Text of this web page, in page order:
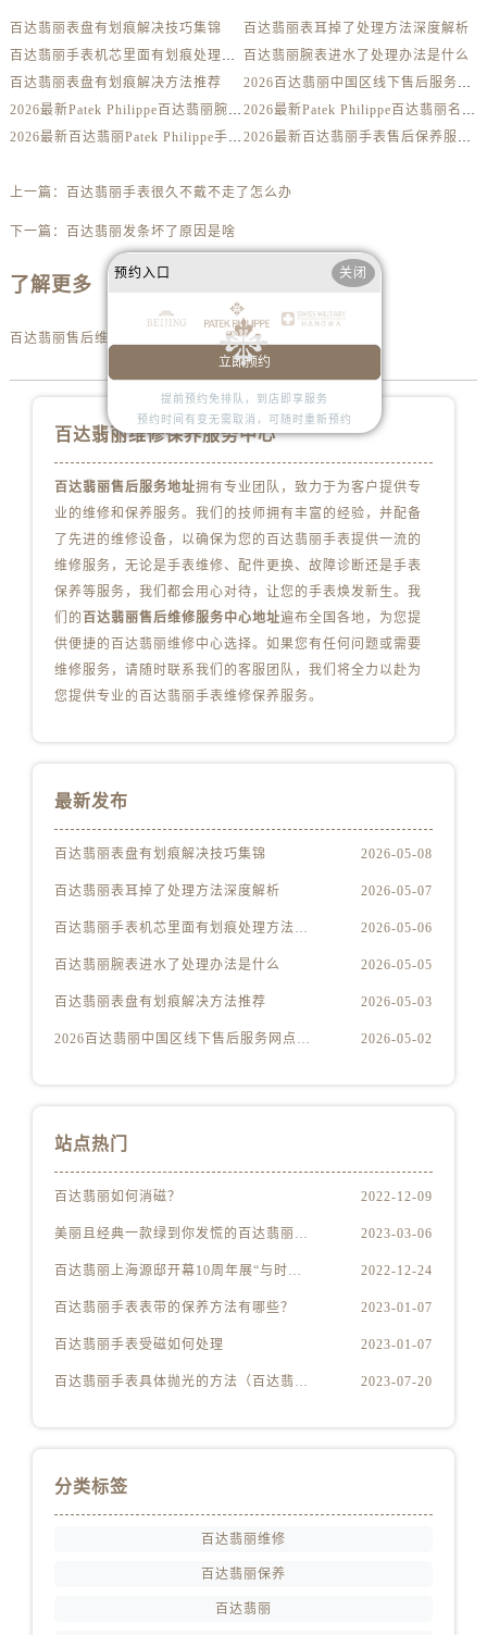
山西省长治市潞州区英雄中路百达翡丽售后服务中心（需提前预约）
安徽省安庆市迎江区人民路百达翡丽售后服务中心（需提前预约）
福建省漳州市龙文区步港路百达翡丽售后服务中心（需提前预约）
江苏省南京市秦淮区中山南路1号南京中心22层22-C1-C3室百达翡丽售后服务中心（需提前预约）
江苏省泰州市海陵区永定东路399号置地商务中心东塔（华润万象城）17层1706室百达翡丽售后服务中心（需提前预约）
江西省赣州市章贡区文清路百达翡丽售后服务中心（需提前预约）
江西省南昌市红谷滩新区红谷中大道998号绿地双子塔（中央广场）A1座办公楼14层1407室百达翡丽售后服务中心（需提前预约）
百达翡丽表盘有划痕解决技巧集锦
百达翡丽表耳掉了处理方法深度解析
百达翡丽手表机芯里面有划痕处理方法详解
百达翡丽腕表进水了处理办法是什么
百达翡丽表盘有划痕解决方法推荐
2026百达翡丽中国区线下售后服务网点升级优化公告（最新电话及地址）
2026最新Patek Philippe百达翡丽腕表维修保养服务中心网点地址实地探访报告
2026最新Patek Philippe百达翡丽名表售后维修服务中心地址考察报告
2026最新百达翡丽Patek Philippe手表官方维修保养网点地址调研报告
2026最新百达翡丽手表售后保养服务中心地址调研报告
上一篇： 百达翡丽手表很久不戴不走了怎么办
下一篇： 百达翡丽发条坏了原因是啥
了解更多
百达翡丽售后维修服务中心地址
百达翡丽维修保养服务中心
百达翡丽售后服务地址拥有专业团队，致力于为客户提供专
业的维修和保养服务。我们的技师拥有丰富的经验，并配备
了先进的维修设备，以确保为您的百达翡丽手表提供一流的
维修服务，无论是手表维修、配件更换、故障诊断还是手表
保养等服务，我们都会用心对待，让您的手表焕发新生。我
们的 百达翡丽售后维修服务中心地址遍布全国各地，为您提
供便捷的百达翡丽维修中心选择。如果您有任何问题或需要
维修服务，请随时联系我们的客服团队，我们将全力以赴为
您提供专业的百达翡丽手表维修保养服务。
最新发布
百达翡丽表盘有划痕解决技巧集锦 2026-05-08
百达翡丽表耳掉了处理方法深度解析 2026-05-07
百达翡丽手表机芯里面有划痕处理方法详解 2026-05-06
百达翡丽腕表进水了处理办法是什么 2026-05-05
百达翡丽表盘有划痕解决方法推荐 2026-05-03
2026百达翡丽中国区线下售后服务网点升级优化公告（最新电话及地址） 2026-05-02
站点热门
百达翡丽如何消磁？ 2022-12-09
美丽且经典一款绿到你发慌的百达翡丽腕表 2023-03-06
百达翡丽上海源邸开幕10周年展“与时间同源” 2022-12-24
百达翡丽手表表带的保养方法有哪些？ 2023-01-07
百达翡丽手表受磁如何处理 2023-01-07
百达翡丽手表具体抛光的方法（百达翡丽手表抛光的正确方法） 2023-07-20
分类标签
百达翡丽维修
百达翡丽保养
百达翡丽
预约入口 关闭
立即预约
提前预约免排队，到店即享服务
预约时间有变无需取消，可随时重新预约